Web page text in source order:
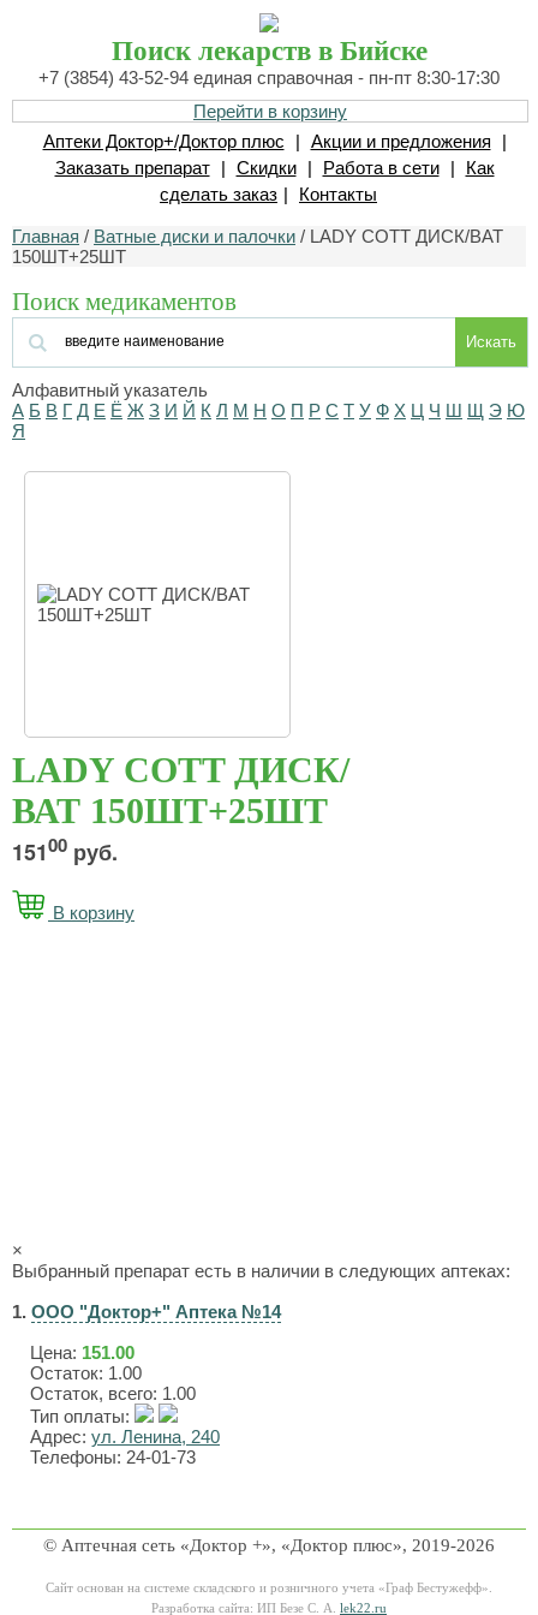
Поиск лекарств в Бийске
+7 (3854) 43-52-94 единая справочная - пн-пт 8:30-17:30
Перейти в корзину
Аптеки Доктор+/Доктор плюс
| Акции и предложения
|
Заказать препарат
| Скидки | Работа в сети |
Как
сделать заказ | Контакты
Главная / Ватные диски и палочки / LADY COTT ДИСК/ВАТ
150ШТ+25ШТ
Поиск медикаментов
Искать
Алфавитный указатель
А Б В Г Д Е Ё Ж З И Й К Л М Н О П Р С Т У Ф Х Ц Ч Ш Щ Э Ю
Я
LADY COTT ДИСК/
ВАТ 150ШТ+25ШТ
15100 руб.
В корзину
×
Выбранный препарат есть в наличии в следующих аптеках:
1. ООО "Доктор+" Аптека №14
Цена: 151.00
Остаток: 1.00
Остаток, всего: 1.00
Тип оплаты:
Адрес: ул. Ленина, 240
Телефоны: 24-01-73
© Аптечная сеть «Доктор +», «Доктор плюс», 2019-2026
Сайт основан на системе складского и розничного учета «Граф Бестужефф».
Разработка сайта: ИП Безе С. А. lek22.ru